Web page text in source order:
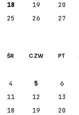
18 19 20
25 26 27
ŚR CZW PT
4 5 6
11 12 13
18 19 20